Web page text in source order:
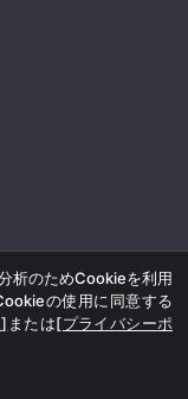
析のためCookieを利用
の使用に同意する
または[プライバシーポ